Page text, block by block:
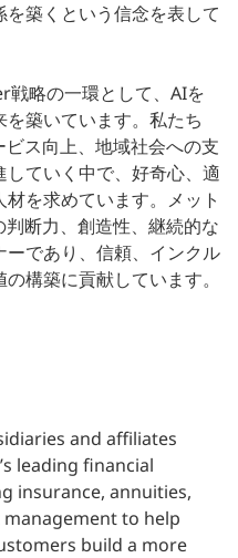
築くという信念を表して
略の一環として、AIを
築いています。私たち
ス向上、地域社会への支
ていく中で、好奇心、適
を求めています。メット
断力、創造性、継続的な
であり、信頼、インクル
構築に貢献しています。
and affiliates
leading financial
insurance, annuities,
to help
build a more